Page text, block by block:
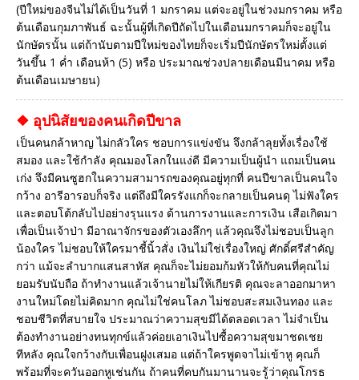
(ปีใหม่ของจีนไม่ได้เป็นวันที่ 1 มกราคม แต่จะอยู่ในช่วงมกราคม หรือ
ต้นเดือนกุมภาพันธ์ ฉะนั้นผู้ที่เกิดปีถัดไปในเดือนมกราคมก็จะอยู่ใน
นักษัตรนั้น แต่ถ้านับตามปีใหม่ของไทยก็จะเริ่มปีนักษัตรใหม่ตั้งแต่
วันขึ้น 1 ค่ำ เดือนห้า (5) หรือ ประมาณช่วงปลายเดือนมีนาคม หรือ
ต้นเดือนเมษายน)
❖ อุปนิสัยของคนเกิดปีขาล
เป็นคนกล้าหาญ ไม่กลัวใคร ชอบการแข่งขัน จึงกล้าลุยทั้งเรื่องใช้
สมอง และใช้กำลัง คุณมองโลกในแง่ดี มีความเป็นผู้นำ แถมเป็นคน
เก่ง จึงมีคนซูฮกในความสามารถของคุณอยู่ทุกที่ คนปีขาลเป็นคนใจ
กว้าง อารีอารอบก็จริง แต่ถึงมีใครรังแกก็จะกลายเป็นคนดุ ไม่ฟังใคร
และตอบโต้กลับไปอย่างรุนแรง ด้านการงานและการเงิน เสือเกิดมา
เพื่อเป็นเจ้าป่า มีอาณาจักรของตัวเองลึกๆ แล้วคุณจึงไม่ชอบเป็นลูก
น้องใคร ไม่ชอบให้ใครมาชี้นิ้วสั่ง เงินไม่ใช่เรื่องใหญ่ ศักดิ์ศรีสำคัญ
กว่า แม้จะลำบากแสนสาหัส คุณก็จะไม่ยอมก้มหัวให้กับคนที่คุณไม่
ยอมรับนับถือ ถ้าทำงานแล้วเจ้านายไม่ให้เกียรติ คุณจะลาออกมาหา
งานใหม่โดยไม่คิดมาก คุณไม่ใช่คนโลภ ไม่ชอบสะสมเงินทอง และ
ชอบชีวิตที่สบายใจ ประมาณว่าความสุขมีได้ตลอดเวลา ไม่จำเป็น
ต้องทำงานอย่างทนทุกข์แล้วค่อยเอาเงินไปซื้อความสุขมาชดเชย
ทีหลัง คุณใจกว้างกับเพื่อนฝูงเสมอ แต่ถ้าใครพูดจาไม่เข้าหู คุณก็
พร้อมที่จะควันออกหูเช่นกัน ถ้าคนที่คบกันมานานจะรู้ว่าคุณโกรธ